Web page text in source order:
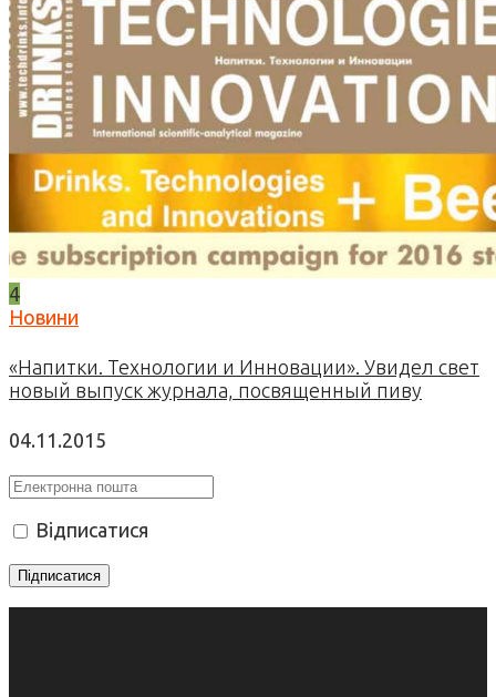
4
Новини
«Напитки. Технологии и Инновации». Увидел свет
новый выпуск журнала, посвященный пиву
04.11.2015
Відписатися